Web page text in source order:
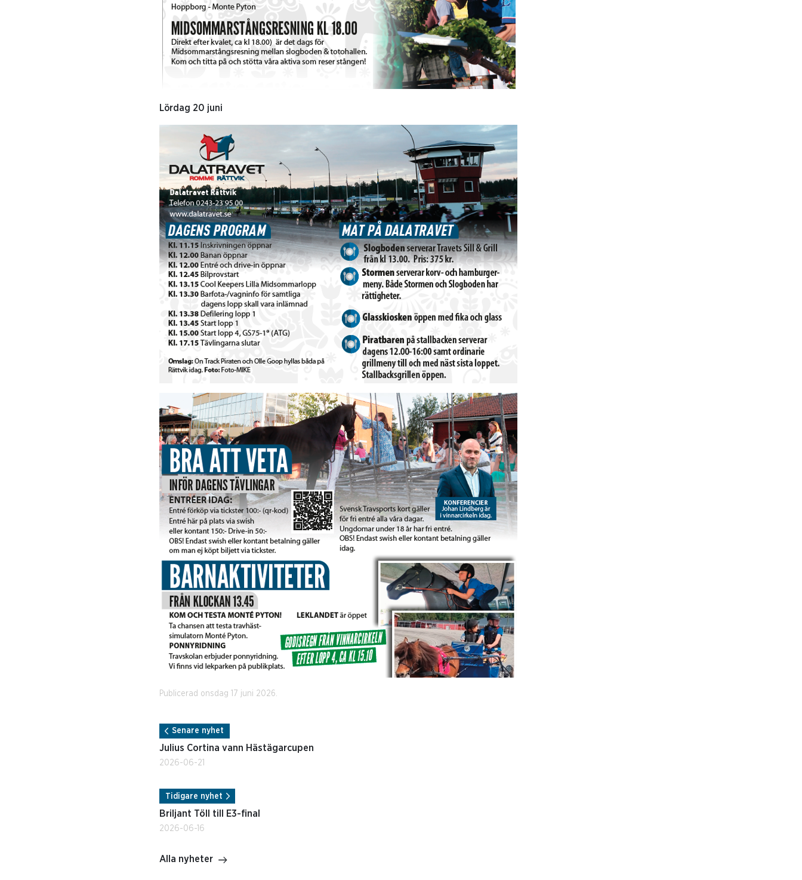
Lördag 20 juni
Publicerad onsdag 17 juni 2026.
Senare nyhet
Julius Cortina vann Hästägarcupen
2026-06-21
Tidigare nyhet
Briljant Töll till E3-final
2026-06-16
Alla nyheter